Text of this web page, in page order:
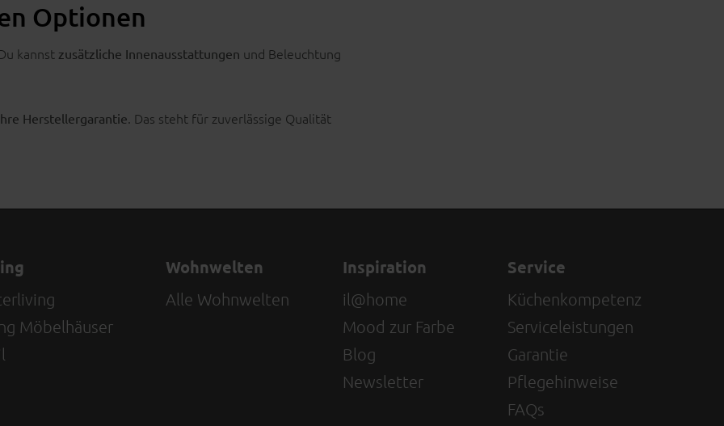
Optionen
kannst zusätzliche Innenausstattungen und Beleuchtung
Herstellergarantie. Das steht für zuverlässige Qualität
Möbelhäuser
Wohnwelten
Alle Wohnwelten
Inspiration
il@home
Mood zur Farbe
Blog
Newsletter
Service
Küchenkompetenz
Serviceleistungen
Garantie
Pflegehinweise
FAQs